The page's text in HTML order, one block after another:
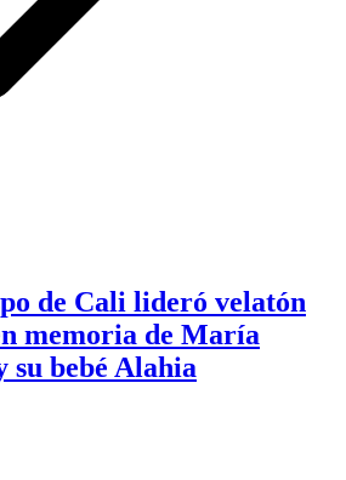
de Cali lideró velatón
memoria de María
su bebé Alahia